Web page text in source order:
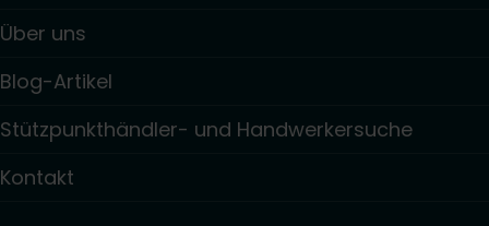
Über uns
Blog-Artikel
Stützpunkthändler- und Handwerkersuche
Kontakt